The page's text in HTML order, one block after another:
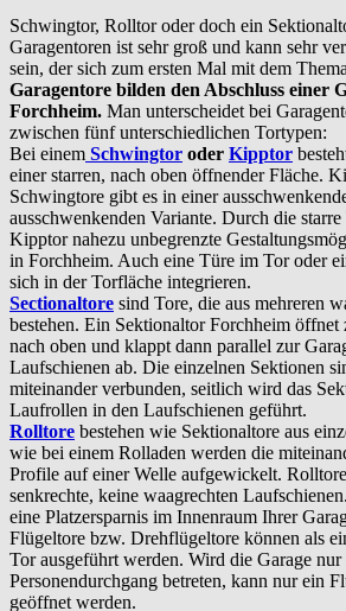
Schwingtor, Rolltor oder doch ein
Garagentoren ist sehr groß und kann sehr
sein, der sich zum ersten Mal mit dem
Garagentore bilden den Abschluss einer
Forchheim. Man unterscheidet bei
zwischen fünf unterschiedlichen Tortypen:
Bei einem Schwingtor oder Kipptor
einer starren, nach oben öffnender Fläche.
Schwingtore gibt es in einer
ausschwenkenden Variante. Durch die
Kipptor nahezu unbegrenzte
in Forchheim. Auch eine Türe im Tor oder
sich in der Torfläche integrieren.
Sectionaltore sind Tore, die aus mehreren
bestehen. Ein Sektionaltor Forchheim öffnet
nach oben und klappt dann parallel zur
Laufschienen ab. Die einzelnen Sektionen
miteinander verbunden, seitlich wird das
Laufrollen in den Laufschienen geführt.
Rolltore bestehen wie Sektionaltore aus
wie bei einem Rolladen werden die
Profile auf einer Welle aufgewickelt.
senkrechte, keine waagrechten
eine Platzersparnis im Innenraum Ihrer
Flügeltore bzw. Drehflügeltore können als
Tor ausgeführt werden. Wird die Garage nur
Personendurchgang betreten, kann nur ein
geöffnet werden.